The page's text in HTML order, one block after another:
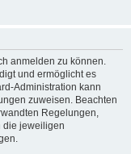
anmelden zu können.
und ermöglicht es
Administration kann
zuweisen. Beachten
Regelungen,
die jeweiligen